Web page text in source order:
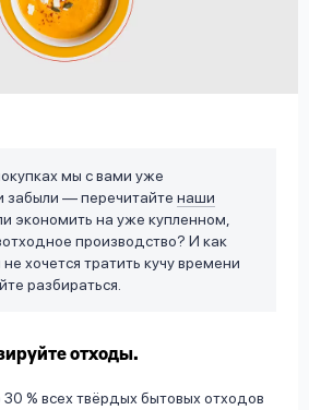
мы с вами уже
забыли — перечитайте наши
экономить на уже купленном,
производство? И как
хочется тратить кучу времени
разбираться.
отходы.
30 % всех твёрдых бытовых отходов